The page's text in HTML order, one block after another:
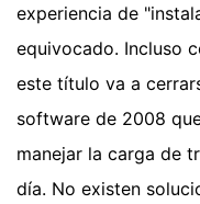
experiencia de
equivocado. Incluso
este título va a
software de 2008
manejar la carga de
día. No existen